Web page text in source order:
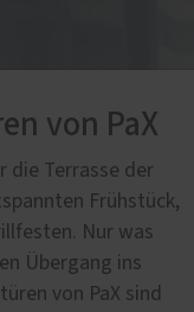
von PaX
die Terrasse der
Frühstück,
Nur was
Übergang ins
von PaX sind